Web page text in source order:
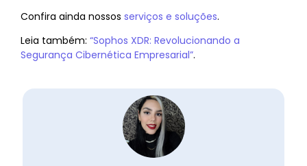
Confira ainda nossos serviços e soluções.
Leia também: “Sophos XDR: Revolucionando a
Segurança Cibernética Empresarial”.